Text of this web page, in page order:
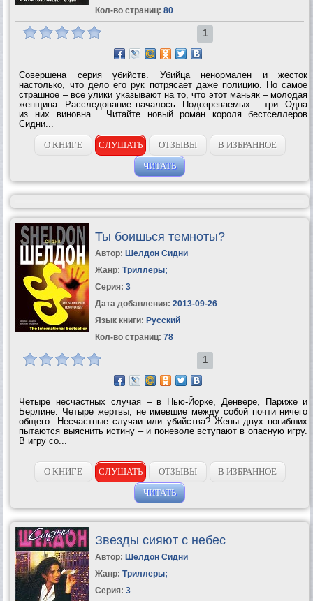
Кол-во страниц: 80
1
Совершена серия убийств. Убийца ненормален и жесток
настолько, что дело его рук потрясает даже полицию. Но самое
страшное – все улики указывают на то, что этот маньяк – молодая
женщина. Расследование началось. Подозреваемых – три. Одна
из них виновна… Читайте новый роман короля бестселлеров
Сидни...
О КНИГЕ
СЛУШАТЬ ОТЗЫВЫ
В ИЗБРАННОЕ
ЧИТАТЬ
Ты боишься темноты?
Автор: Шелдон Сидни
Жанр: Триллеры;
Серия: 3
Дата добавления: 2013-09-26
Язык книги: Русский
Кол-во страниц: 78
1
Четыре несчастных случая – в Нью-Йорке, Денвере, Париже и
Берлине. Четыре жертвы, не имевшие между собой почти ничего
общего. Несчастные случаи или убийства? Жены двух погибших
пытаются выяснить истину – и поневоле вступают в опасную игру.
В игру со...
О КНИГЕ СЛУШАТЬ ОТЗЫВЫ
В ИЗБРАННОЕ
ЧИТАТЬ
Звезды сияют с небес
Автор: Шелдон Сидни
Жанр: Триллеры;
Серия: 3